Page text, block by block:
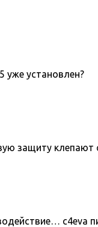
уже установлен?
защиту клепают
c4eva